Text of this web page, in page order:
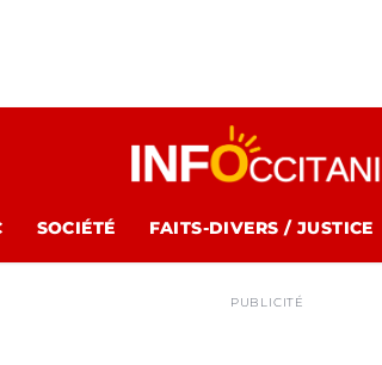
SOCIÉTÉ FAITS-DIVERS / JUSTICE
PUBLICITÉ